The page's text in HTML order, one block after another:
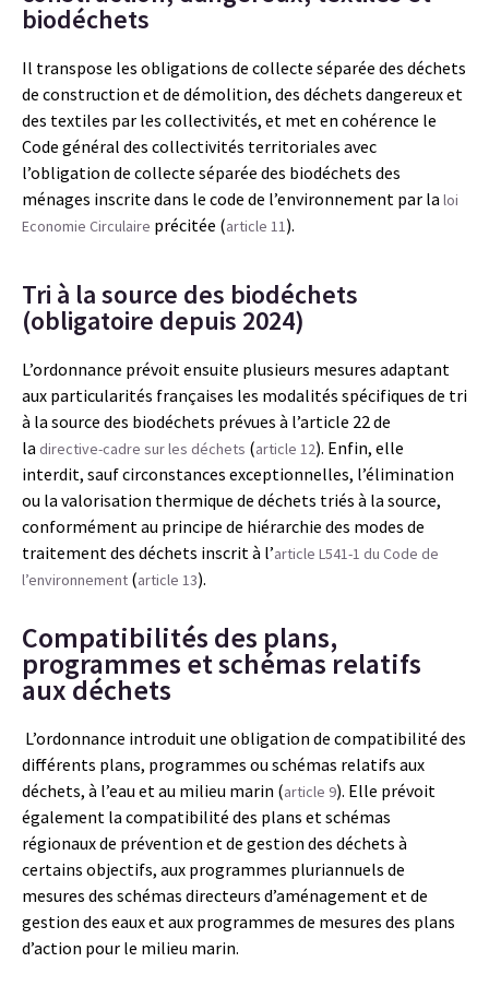
biodéchets
Il transpose les obligations de collecte séparée des déchets
de construction et de démolition, des déchets dangereux et
des textiles par les collectivités, et met en cohérence le
Code général des collectivités territoriales avec
l’obligation de collecte séparée des biodéchets des
ménages inscrite dans le code de l’environnement par la loi
Economie Circulaire précitée (article 11).
Tri à la source des biodéchets
(obligatoire depuis 2024)
L’ordonnance prévoit ensuite plusieurs mesures adaptant
aux particularités françaises les modalités spécifiques de tri
à la source des biodéchets prévues à l’article 22 de
la directive-cadre sur les déchets (article 12). Enfin, elle
interdit, sauf circonstances exceptionnelles, l’élimination
ou la valorisation thermique de déchets triés à la source,
conformément au principe de hiérarchie des modes de
traitement des déchets inscrit à l’article L541-1 du Code de
l’environnement (article 13).
Compatibilités des plans,
programmes et schémas relatifs
aux déchets
L’ordonnance introduit une obligation de compatibilité des
différents plans, programmes ou schémas relatifs aux
déchets, à l’eau et au milieu marin (article 9). Elle prévoit
également la compatibilité des plans et schémas
régionaux de prévention et de gestion des déchets à
certains objectifs, aux programmes pluriannuels de
mesures des schémas directeurs d’aménagement et de
gestion des eaux et aux programmes de mesures des plans
d’action pour le milieu marin.